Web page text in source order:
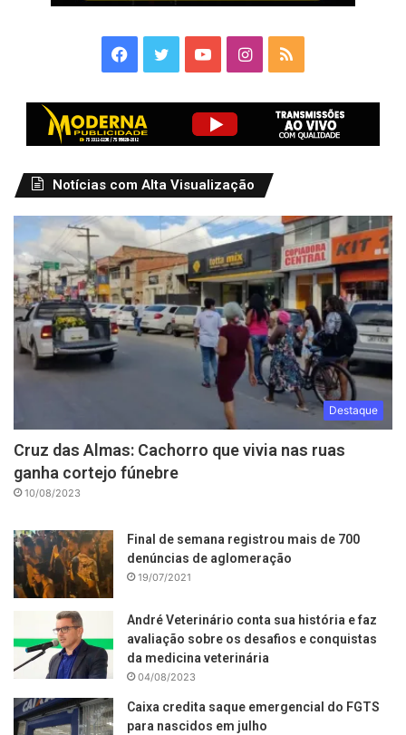
Facebook
TwitterYouTubeInstagram
RSS
Notícias com Alta Visualização
Destaque
Cruz das Almas: Cachorro que vivia nas ruas
ganha cortejo fúnebre
10/08/2023
Final de semana registrou mais de 700
denúncias de aglomeração
19/07/2021
André Veterinário conta sua história e faz
avaliação sobre os desafios e conquistas
da medicina veterinária
04/08/2023
Caixa credita saque emergencial do FGTS
para nascidos em julho